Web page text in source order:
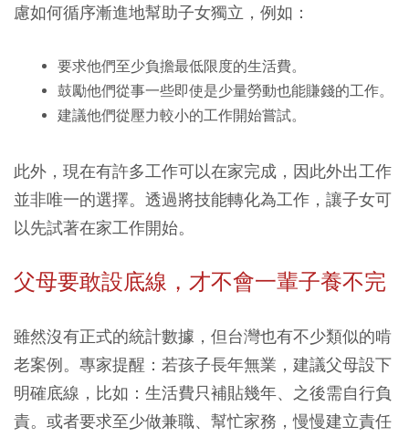
慮如何循序漸進地幫助子女獨立，例如：
要求他們至少負擔最低限度的生活費。
鼓勵他們從事一些即使是少量勞動也能賺錢的工作。
建議他們從壓力較小的工作開始嘗試。
此外，現在有許多工作可以在家完成，因此外出工作
並非唯一的選擇。透過將技能轉化為工作，讓子女可
以先試著在家工作開始。
父母要敢設底線，才不會一輩子養不完
雖然沒有正式的統計數據，但台灣也有不少類似的啃
老案例。專家提醒： 若孩子長年無業，建議父母設下
明確底線，比如：生活費只補貼幾年、之後需自行負
責。或者要求至少做兼職、幫忙家務，慢慢建立責任